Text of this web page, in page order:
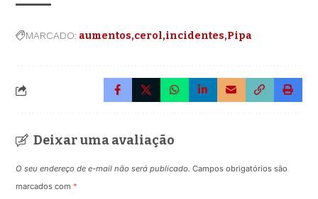
MARCADO: aumentos cerol incidentes Pipa
Deixar uma avaliação
O seu endereço de e-mail não será publicado. Campos obrigatórios são
marcados com*